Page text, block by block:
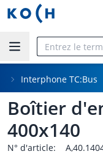
Aller au contenu
Interphone TC:Bus
Boîtier
400x140
N° d'article: